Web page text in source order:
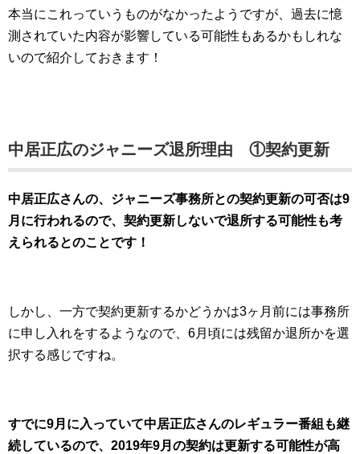
本当にこれっていうものがなかったようですが、過去に憶
測されていた内容が影響している可能性もあるかもしれな
いので紹介しておきます！
中居正広のジャニーズ退所理由 ①契約更新
中居正広さんの、ジャニーズ事務所との契約更新の可否は9
月に行われるので、契約更新しないで退所する可能性も考
えられるとのことです！
しかし、一方で契約更新するかどうかは3ヶ月前には事務所
に申し入れをするようなので、6月頃には残留か退所かを選
択する感じですね。
すでに9月に入っていて中居正広さんのレギュラー番組も継
続しているので、2019年9月の契約は更新する可能性が高